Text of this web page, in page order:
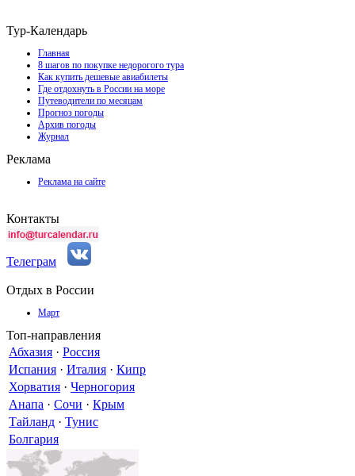
Тур-Календарь
Главная
8 шагов по покупке недорогого тура
Как купить дешевые авиабилеты
Где отдохнуть в России на море
Путеводители по месяцам
Прогноз погоды
Архив погоды
Журнал
Реклама
Реклама на сайте
Контакты
Телеграм
Отдых в России
Март
Топ-направления
Абхазия · Россия
Испания · Италия · Кипр
Хорватия · Черногория
Анапа · Сочи · Крым
Тайланд · Тунис
Болгария